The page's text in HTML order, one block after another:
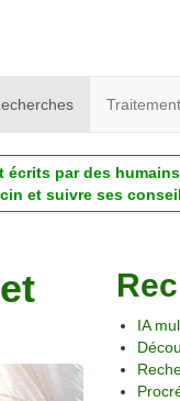
par des
et suivre ses
IA